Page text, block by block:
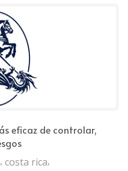
eficaz de controlar,
, costa rica,